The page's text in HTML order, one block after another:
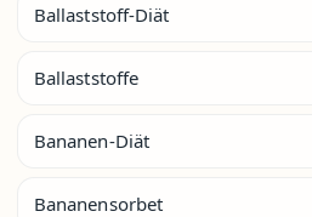
Ballaststoff-Diät
Ballaststoffe
Bananen-Diät
Bananensorbet